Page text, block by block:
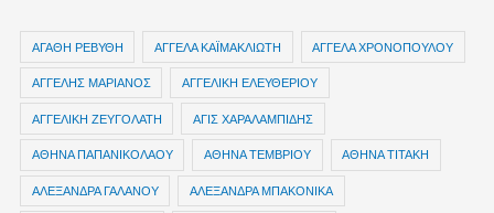
ΑΓΑΘΗ ΡΕΒΥΘΗ ΑΓΓΕΛΑ ΚΑΪΜΑΚΛΙΩΤΗ ΑΓΓΕΛΑ ΧΡΟΝΟΠΟΥΛΟΥ
ΑΓΓΕΛΗΣ ΜΑΡΙΑΝΟΣ ΑΓΓΕΛΙΚΗ ΕΛΕΥΘΕΡΙΟΥ
ΑΓΓΕΛΙΚΗ ΖΕΥΓΟΛΑΤΗ ΑΓΙΣ ΧΑΡΑΛΑΜΠΙΔΗΣ
ΑΘΗΝΑ ΠΑΠΑΝΙΚΟΛΑΟΥ ΑΘΗΝΑ ΤΕΜΒΡΙΟΥ ΑΘΗΝΑ ΤΙΤΑΚΗ
ΑΛΕΞΑΝΔΡΑ ΓΑΛΑΝΟΥ ΑΛΕΞΑΝΔΡΑ ΜΠΑΚΟΝΙΚΑ